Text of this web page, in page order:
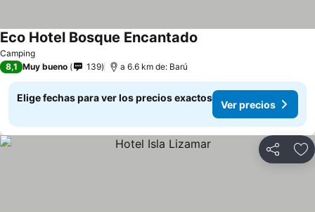
Camping
Eco Hotel Bosque Encantado
8,1 Muy bueno 139 a 6.6 km de: Barú
Elige fechas para ver los precios exactos
Ver precios
Compartir